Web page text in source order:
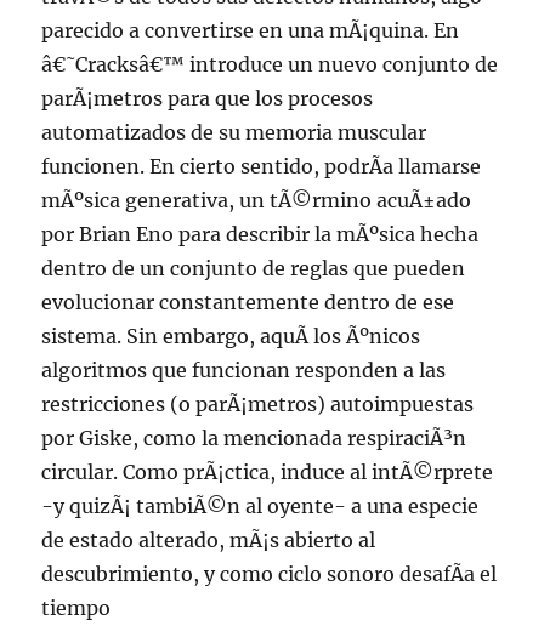
parecido a convertirse en una mÃ¡quina. En
â€˜Cracksâ€™ introduce un nuevo conjunto de
parÃ¡metros para que los procesos
automatizados de su memoria muscular
funcionen. En cierto sentido, podrÃ­a llamarse
mÃºsica generativa, un tÃ©rmino acuÃ±ado
por Brian Eno para describir la mÃºsica hecha
dentro de un conjunto de reglas que pueden
evolucionar constantemente dentro de ese
sistema. Sin embargo, aquÃ­ los Ãºnicos
algoritmos que funcionan responden a las
restricciones (o parÃ¡metros) autoimpuestas
por Giske, como la mencionada respiraciÃ³n
circular. Como prÃ¡ctica, induce al intÃ©rprete
-y quizÃ¡ tambiÃ©n al oyente- a una especie
de estado alterado, mÃ¡s abierto al
descubrimiento, y como ciclo sonoro desafÃ­a el
tiempo